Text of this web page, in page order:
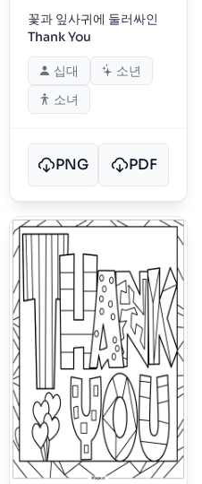
꽃과 잎사귀에 둘러싸인
Thank You
십대
소년
소녀
PNG PDF